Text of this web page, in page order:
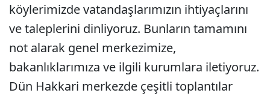
köylerimizde vatandaşlarımızın ihtiyaçlarını
ve taleplerini dinliyoruz. Bunların tamamını
not alarak genel merkezimize,
bakanlıklarımıza ve ilgili kurumlara iletiyoruz.
Dün Hakkari merkezde çeşitli toplantılar